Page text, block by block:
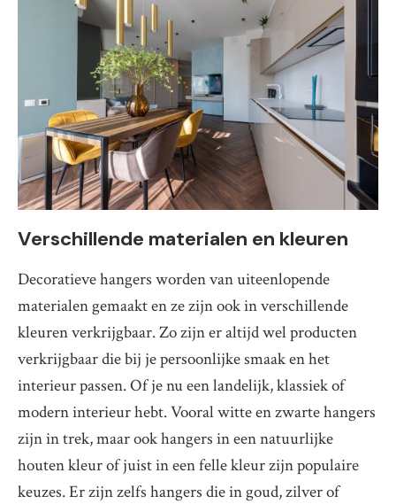
Verschillende materialen en kleuren
Decoratieve hangers worden van uiteenlopende
materialen gemaakt en ze zijn ook in verschillende
kleuren verkrijgbaar. Zo zijn er altijd wel producten
verkrijgbaar die bij je persoonlijke smaak en het
interieur passen. Of je nu een landelijk, klassiek of
modern interieur hebt. Vooral witte en zwarte hangers
zijn in trek, maar ook hangers in een natuurlijke
houten kleur of juist in een felle kleur zijn populaire
keuzes. Er zijn zelfs hangers die in goud, zilver of